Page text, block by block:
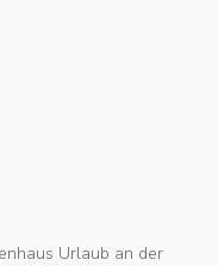
Urlaub an der